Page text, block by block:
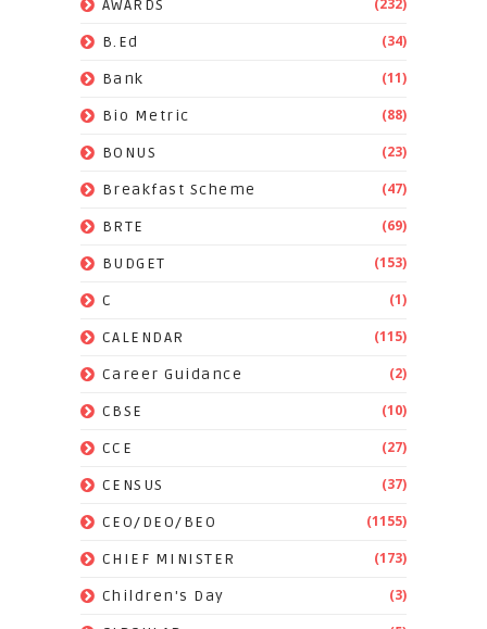
AWARDS (232)
B.Ed (34)
Bank (11)
Bio Metric (88)
BONUS (23)
Breakfast Scheme (47)
BRTE (69)
BUDGET (153)
C (1)
CALENDAR (115)
Career Guidance (2)
CBSE (10)
CCE (27)
CENSUS (37)
CEO/DEO/BEO (1155)
CHIEF MINISTER (173)
Children's Day (3)